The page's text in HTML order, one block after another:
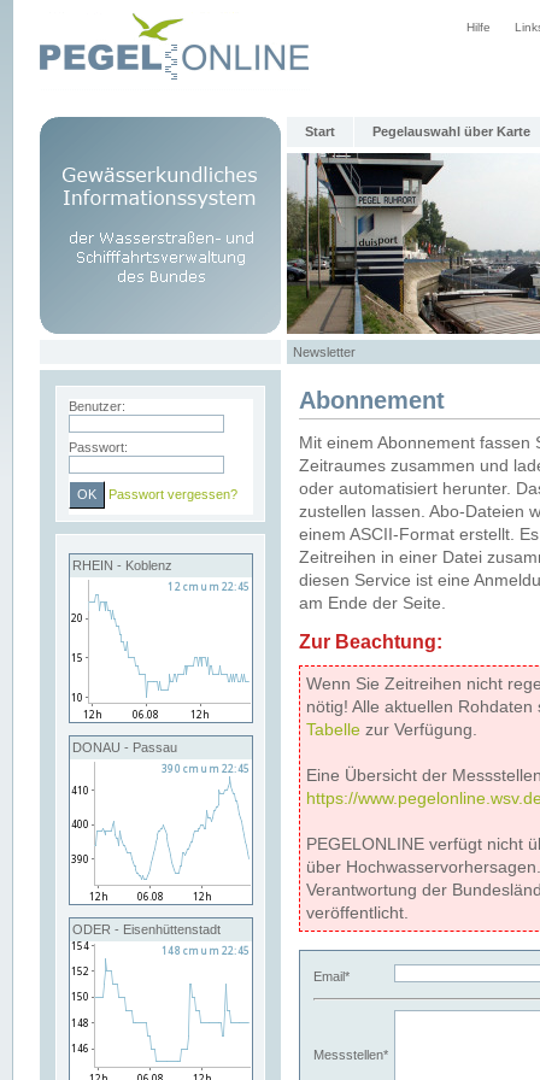
Hilfe
Start Pegelauswahl über Karte
Newsletter
Benutzer:
Passwort:
Passwort vergessen?
RHEIN - Koblenz
DONAU - Passau
ODER - Eisenhüttenstadt
Abonnement
Mit einem Abonnement
Zeitraumes zusammen und
oder automatisiert herunter.
zustellen lassen. Abo-Dateien
einem ASCII-Format erstellt.
Zeitreihen in einer Datei
diesen Service ist eine
am Ende der Seite.
Zur Beachtung:
Wenn Sie Zeitreihen nicht
nötig! Alle aktuellen
Tabelle zur Verfügung.
Eine Übersicht der
https://
PEGELONLINE verfügt nicht
über
Verantwortung der
veröffentlicht.
Email*
Messstellen*